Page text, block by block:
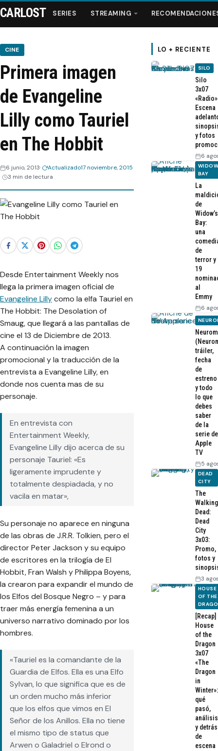
Series
Streaming
Recomendaciones
Webisodios
CARLOST SERIES STREAMING
CINE
Primera imagen
de Evangeline
Lilly como Tauriel
en The Hobbit
6 junio, 2013 Actualizado17 noviembre, 2015
3 min de lectura
Desde Entertainment Weekly nos
llega la primera imagen oficial de
Evangeline Lillycomo la elfa Tauriel en
The Hobbit: The Desolation of
Smaug, que llegará a las pantallas de
cine el 13 de Diciembre de 2013.
A continuación la imagen
promocional y la traducción de la
entrevista a Evangeline Lilly, en
donde nos cuenta mas de su
personaje.
En entrevista con
Entertainment Weekly,
Evangeline Lilly dijo acerca de su
personaje Tauriel: «Es
ligeramente imprudente y
totalmente despiadada, y no
vacila en matar»,
Su personaje no aparece en ninguna
de las obras de J.R.R. Tolkien, pero el
director Peter Jackson y su equipo
de escritores en la trilogía de El
Hobbit, Fran Walsh y Philippa Boyens,
la crearon para expandir el mundo de
los Elfos del Bosque Negro – y para
traer más energía femenina a un
universo narrativo dominado por los
hombres.
«Tauriel es la comandante de la
Guardia de Elfos. Ella es una Elfo
Sylvan, lo que significa que es de
un orden mucho más inferior
que los elfos que vimos en El
Señor de los Anillos. Ella no tiene
el mismo tipo de status que
Arwen o Galadriel o Elrond o
LO + RECIENTE
SILO
Silo
3x07
Escena
y fotos
6
BAY
La
de
Widow’s
Bay:
una
de
terror y
19
al
Emmy
6
tráiler,
fecha
de
estreno
y todo
lo que
debes
saber
de la
serie de
Apple
TV
5
DEAD
CITY
The
Walking
Dead:
Dead
City
3x03:
Promo,
fotos y
3
HOUSE
OF THE
[Recap]
House
of the
Dragon
3x07
«The
Dragon
in
Winter»:
qué
pasó,
análisis
y detrás
de
escena